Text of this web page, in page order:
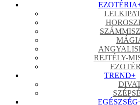
EZOTÉRIA
REJTÉLY-
TREND+
EGÉSZSÉG